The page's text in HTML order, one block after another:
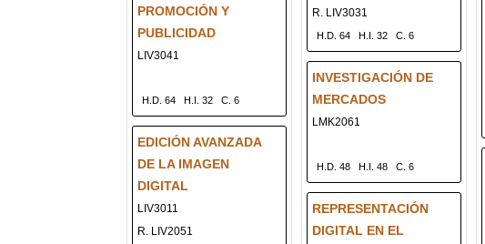
PROMOCIÓN Y
PUBLICIDAD
LIV3041
H.D. 64 H.I. 32 C. 6
EDICIÓN AVANZADA
DE LA IMAGEN
DIGITAL
LIV3011
R. LIV2051
R. LIV3031
H.D. 64 H.I. 32 C. 6
INVESTIGACIÓN DE
MERCADOS
LMK2061
H.D. 48 H.I. 48 C. 6
REPRESENTACIÓN
DIGITAL EN EL